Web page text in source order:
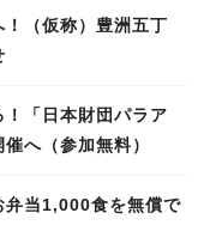
（仮称）豊洲五丁
「日本財団パラア
へ（参加無料）
弁当1,000食を無償で